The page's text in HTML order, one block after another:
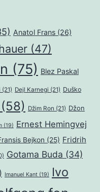
Anatol Frans (26)
(47)
(75) Blez Paskal
(21) Dejl Karnegi (21) Duško
(58) Džim Ron (21) Džon
(19) Ernest Hemingvej
Bejkon (25) Fridrih
Gotama Buda (34)
Imanuel Kant (19)
Ivo